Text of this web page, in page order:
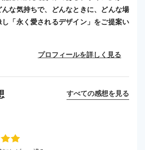
な気持ちで、どんなときに、どんな場
「永く愛されるデザイン」をご提案い
プロフィールを詳しく見る
すべての感想を見る